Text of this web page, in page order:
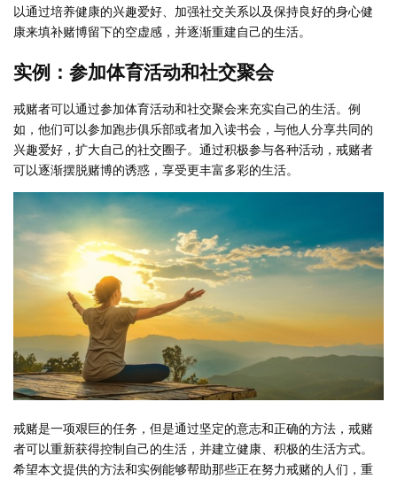
以通过培养健康的兴趣爱好、加强社交关系以及保持良好的身心健
康来填补赌博留下的空虚感，并逐渐重建自己的生活。
实例：参加体育活动和社交聚会
戒赌者可以通过参加体育活动和社交聚会来充实自己的生活。例
如，他们可以参加跑步俱乐部或者加入读书会，与他人分享共同的
兴趣爱好，扩大自己的社交圈子。通过积极参与各种活动，戒赌者
可以逐渐摆脱赌博的诱惑，享受更丰富多彩的生活。
戒赌是一项艰巨的任务，但是通过坚定的意志和正确的方法，戒赌
者可以重新获得控制自己的生活，并建立健康、积极的生活方式。
希望本文提供的方法和实例能够帮助那些正在努力戒赌的人们，重